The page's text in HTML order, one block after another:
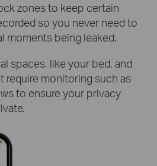
zones to keep certain
so you never need to
moments being leaked.
spaces, like your bed, and
require monitoring such as
to ensure your privacy